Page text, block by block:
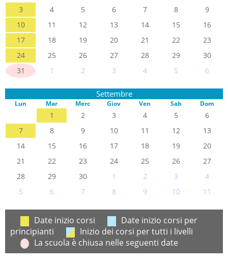
3
4 5 6 7 8
9
10
11 12 13 14 15
16
17
18 19 20 21 22
23
24
25 26 27 28 29
30
31
1 2 3 4 5 6
Settembre
Lun Mar Merc Giov Ven Sab Dom
1 2 3 4 5
6
7
8 9 10 11 12
13
14
15 16 17 18 19
20
21
22 23 24 25 26
27
28
29 30 1 2 3
4
5
6 7 8 9 10 11
Date inizio corsi
Date inizio corsi per
principianti
Inizio dei corsi per tutti i livelli
La scuola è chiusa nelle seguenti date